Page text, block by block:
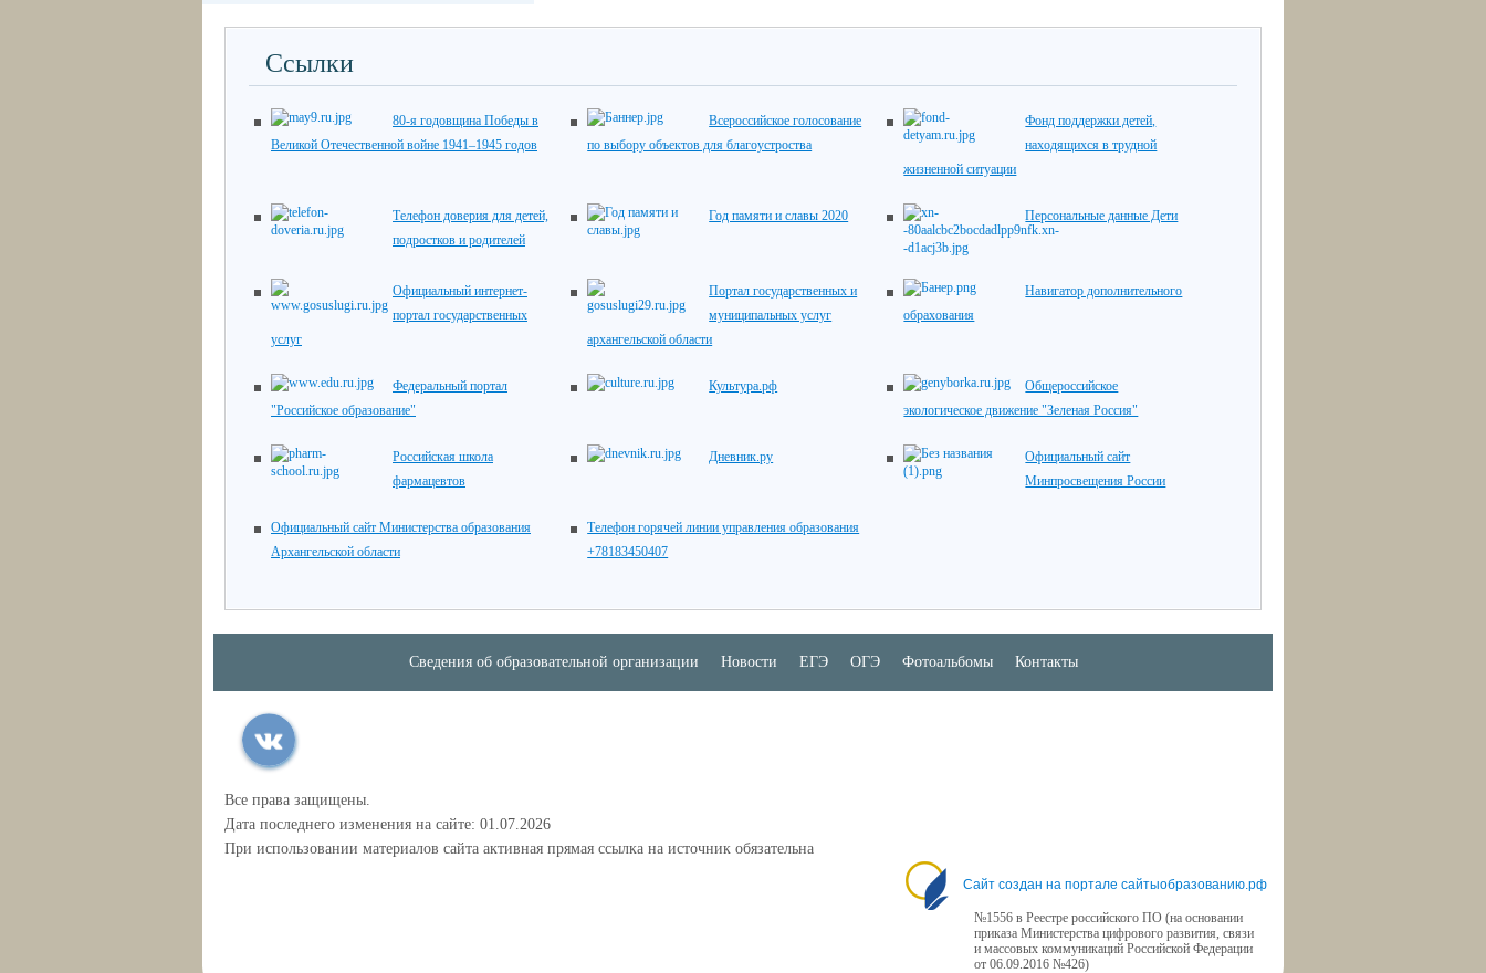
Ссылки
80-я годовщина Победы в
Великой Отечественной войне 1941–1945 годов
Всероссийское голосование
по выбору объектов для благоустроства
Фонд поддержки детей,
находящихся в трудной
жизненной ситуации
Телефон доверия для детей,
подростков и родителей
Год памяти и славы 2020 Персональные данные Дети
Официальный интернет-
портал государственных
услуг
Портал государственных и
муниципальных услуг
архангельской области
Навигатор дополнительного
обрахования
Федеральный портал
"Российское образование"
Культура.рф
Общероссийское
экологическое движение "Зеленая Россия"
Российская школа
фармацевтов
Дневник.ру
Официальный сайт
Минпросвещения России
Официальный сайт Министерства образования
Архангельской области
Телефон горячей линии управления образования
+78183450407
Сведения об образовательной организации Новости ЕГЭ ОГЭ Фотоальбомы Контакты
Все права защищены.
Дата последнего изменения на сайте: 01.07.2026
При использовании материалов сайта активная прямая ссылка на источник обязательна
Сайт создан на портале сайтыобразованию.рф
№1556 в Реестре российского ПО (на основании
приказа Министерства цифрового развития, связи
и массовых коммуникаций Российской Федерации
от 06.09.2016 №426)